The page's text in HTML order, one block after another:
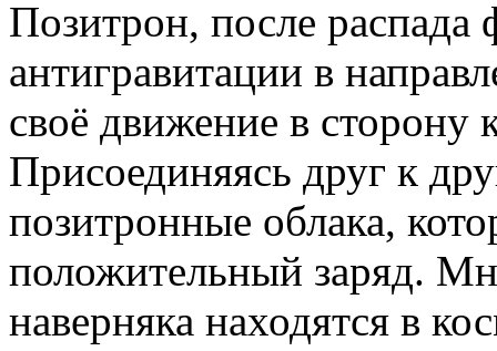
Позитрон, после распада
антигравитации в
своё движение в сторону
Присоединяясь друг к
позитронные облака,
положительный заряд.
наверняка находятся в